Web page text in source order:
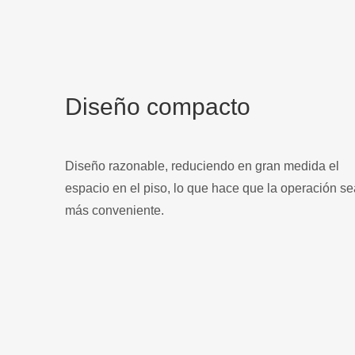
Diseño compacto
Diseño razonable, reduciendo en gran medida el
espacio en el piso, lo que hace que la operación
más conveniente.